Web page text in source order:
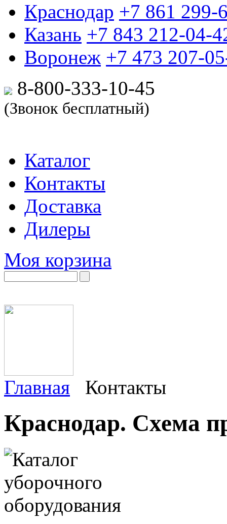
Краснодар +7 861 299-
Казань +7 843 212-04-
Воронеж +7 473 207-
8-800-333-10-45
(Звонок бесплатный)
Каталог
Контакты
Доставка
Дилеры
Моя корзина
Главная Контакты
Краснодар. Cхема